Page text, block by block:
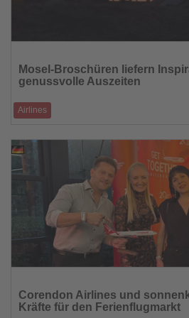
die
Nachrichten
Mosel-Broschüren liefern
genussvolle Auszeiten
Airlines
Wandererlebnisse entlang der Mosel
die
Nachrichten
Corendon Airlines und
Kräfte für den Ferienflugmarkt